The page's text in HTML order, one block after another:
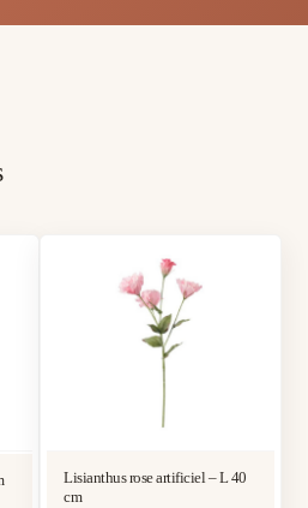
Lisianthus rose artificiel – L 40
cm